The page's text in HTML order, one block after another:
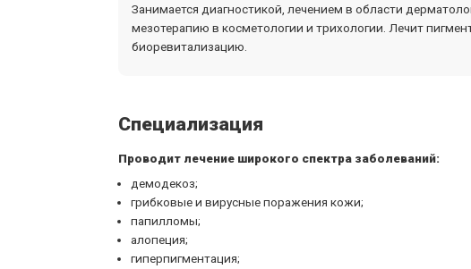
Занимается диагностикой, лечением в области
мезотерапию в косметологии и трихологии. Лечит
биоревитализацию.
Специализация
Проводит лечение широкого спектра заболеваний:
демодекоз;
грибковые и вирусные поражения кожи;
папилломы;
алопеция;
гиперпигментация;